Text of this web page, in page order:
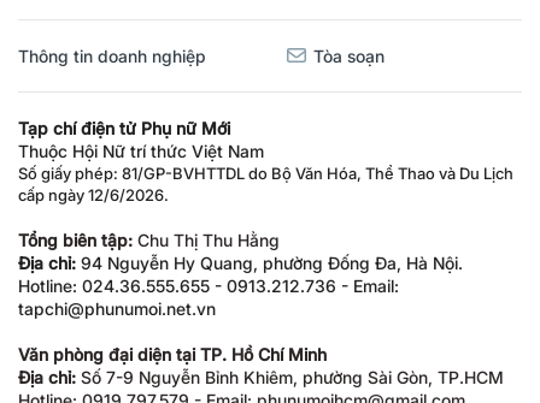
Thông tin doanh nghiệp Tòa soạn
Tạp chí điện tử Phụ nữ Mới
Thuộc Hội Nữ trí thức Việt Nam
Số giấy phép: 81/GP-BVHTTDL do Bộ Văn Hóa, Thể Thao và Du Lịch
cấp ngày 12/6/2026.
Tổng biên tập: Chu Thị Thu Hằng
Địa chỉ: 94 Nguyễn Hy Quang, phường Đống Đa, Hà Nội.
Hotline: 024.36.555.655 - 0913.212.736 - Email:
tapchi@phunumoi.net.vn
Văn phòng đại diện tại TP. Hồ Chí Minh
Địa chỉ: Số 7-9 Nguyễn Bỉnh Khiêm, phường Sài Gòn, TP.HCM